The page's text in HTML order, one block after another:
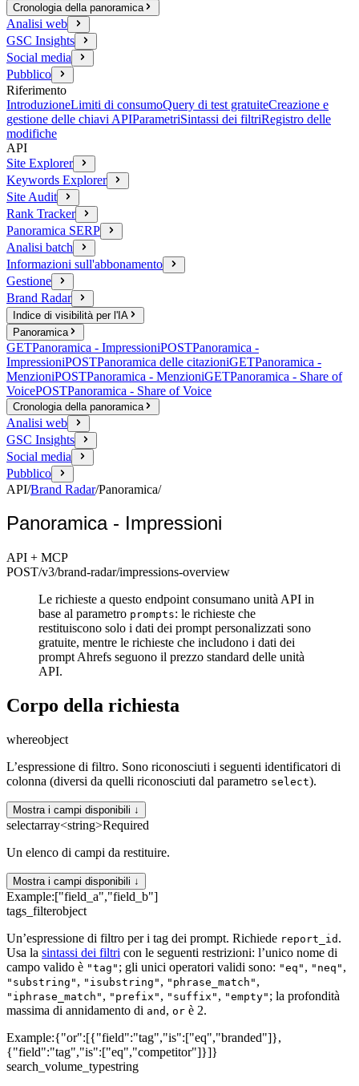
Cronologia della panoramica
Analisi web
GSC Insights
Social media
Pubblico
Riferimento
IntroduzioneLimiti di consumoQuery di test gratuiteCreazione e
gestione delle chiavi APIParametriSintassi dei filtriRegistro delle
modifiche
API
Site Explorer
Keywords Explorer
Site Audit
Rank Tracker
Panoramica SERP
Analisi batch
Informazioni sull'abbonamento
Gestione
Brand Radar
Indice di visibilità per l'IA
Panoramica
GETPanoramica - ImpressioniPOSTPanoramica -
ImpressioniPOSTPanoramica delle citazioniGETPanoramica -
MenzioniPOSTPanoramica - MenzioniGETPanoramica - Share of
VoicePOSTPanoramica - Share of Voice
Cronologia della panoramica
Analisi web
GSC Insights
Social media
Pubblico
API/Brand Radar/Panoramica/
Panoramica - Impressioni
API + MCP
POST/v3/brand-radar/impressions-overview
Le richieste a questo endpoint consumano unità API in
base al parametro prompts: le richieste che
restituiscono solo i dati dei prompt personalizzati sono
gratuite, mentre le richieste che includono i dati dei
prompt Ahrefs seguono il prezzo standard delle unità
API.
Corpo della richiesta
whereobject
L’espressione di filtro. Sono riconosciuti i seguenti identificatori di
colonna (diversi da quelli riconosciuti dal parametro select).
Mostra i campi disponibili ↓
selectarray<string>Required
Un elenco di campi da restituire.
Mostra i campi disponibili ↓
Example:["field_a","field_b"]
tags_filterobject
Un’espressione di filtro per i tag dei prompt. Richiede report_id .
Usa la sintassi dei filtri con le seguenti restrizioni: l’unico nome di
campo valido è "tag" ; gli unici operatori validi sono: "eq" , "neq" ,
"substring" , "isubstring" , "phrase_match" ,
"iphrase_match" , "prefix" , "suffix" , "empty" ; la profondità
massima di annidamento di and , or è 2.
Example:{"or":[{"field":"tag","is":["eq","branded"]},
{"field":"tag","is":["eq","competitor"]}]}
search_volume_typestring